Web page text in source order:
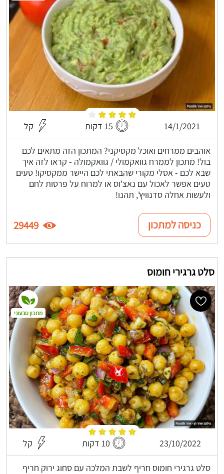
14/1/2021 15 דקות קל
אוהבים ממרחים ואוכל מקסיקני? המתכון הזה מתאים לכם
בול! מתכון לממרח גוואקמולי / גוואקמולה - קראו לזה איך
שבא לכם - אסלי מקורי שהבאתי לכם היישר ממקסיקו! טעים
טעים אפשר לאכול עם נאצ'וס או למרוח על פרסות לחם
ולעשות אחלה סדנוויץ', תהנו!
כניסה למתכון 29449
סלט גרגירי חומוס
23/10/2022 10 דקות קל
סלט גרגירי חומוס חריף לשבת המלכה עם סחוג ירוק חריף
מתכון טבעוני